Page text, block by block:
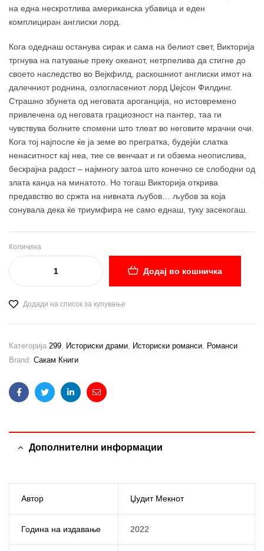
на една нескротлива американска убавица и еден
комплициран англиски лорд.
Кога одеднаш останува сирак и сама на белиот свет, Викторија
тргнува на патување преку океанот, нетрпелива да стигне до
своето наследство во Вејкфилд, раскошниот англиски имот на
далечниот роднина, озлогласениот лорд Џејсон Филдинг.
Страшно збунета од неговата ароганција, но истовремено
привлечена од неговата грациозност на пантер, таа ги
чувствува болните спомени што тлеат во неговите мрачни очи.
Кога тој најпосле ќе ја земе во прегратка, будејќи слатка
ненаситност кај неа, тие се венчаат и ги обзема неопислива,
бескрајна радост – најмногу затоа што конечно се слободни од
злата канџа на минатото. Но тогаш Викторија открива
предавство во сржта на нивната љубов… љубов за која
сонувала дека ќе триумфира не само еднаш, туку засекогаш.
Количина
Додај во кошничка
Додади на список за купување
Категорија 299, Историски драми, Историски романси, Романси
Brand: Сакам Книги
FacebookTwitterLinkedinEmail
Дополнителни информации
Автор Џудит Мекнот
Година на издавање 2022